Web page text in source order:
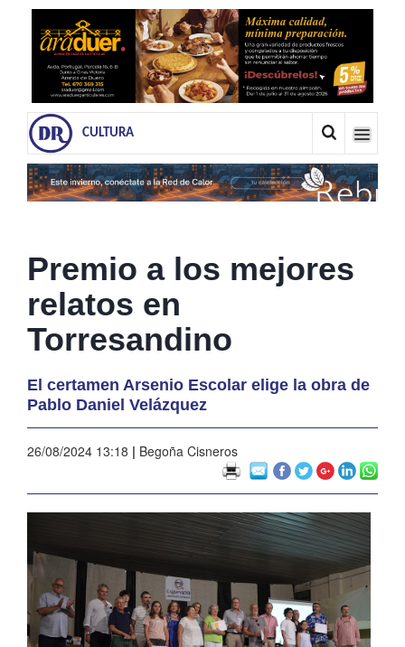
CULTURA
Premio a los mejores
relatos en
Torresandino
El certamen Arsenio Escolar elige la obra de
Pablo Daniel Velázquez
26/08/2024 13:18 | Begoña Cisneros